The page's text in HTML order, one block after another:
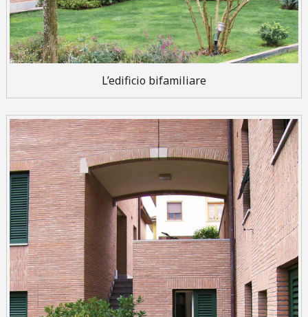
L’edificio bifamiliare